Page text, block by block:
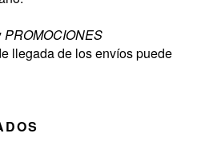
PROMOCIONES
llegada de los envíos puede